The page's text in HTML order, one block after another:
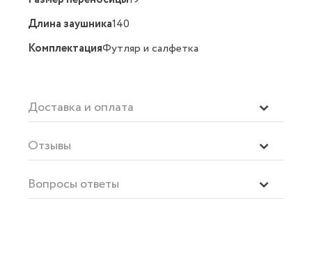
Длина заушника140
КомплектацияФутляр и салфетка
Доставка и оплата
Отзывы
Вопросы ответы